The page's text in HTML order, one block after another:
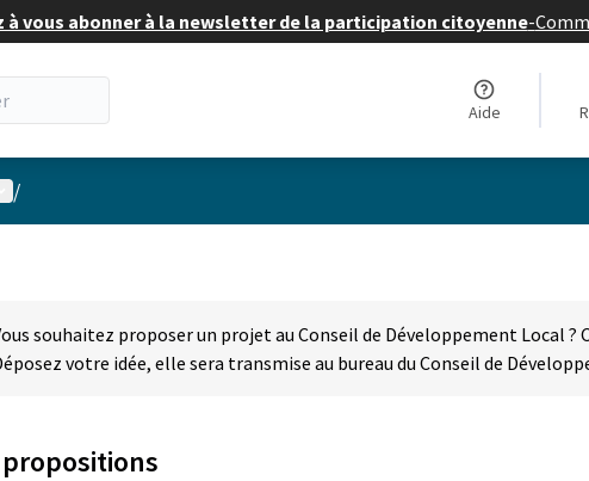
vous abonner à la newsletter de la participation citoyenne-
Aide
utilisateur
/
souhaitez proposer un projet au Conseil de Développement Local ?
votre idée, elle sera transmise au bureau du Conseil de
propositions